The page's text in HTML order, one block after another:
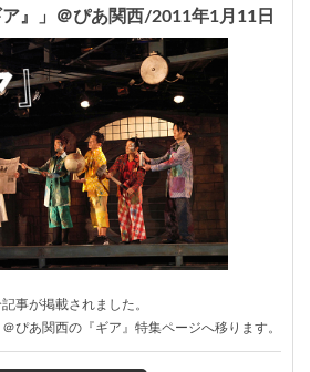
ア』」＠ぴあ関西/2011年1月11日
事が掲載されました。
ぴあ関西の『ギア』特集ページへ移ります。